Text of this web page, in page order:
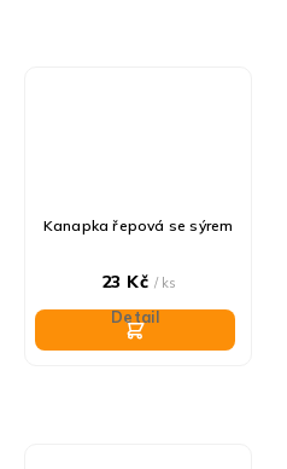
Kanapka řepová se sýrem
23 Kč / ks
Detail